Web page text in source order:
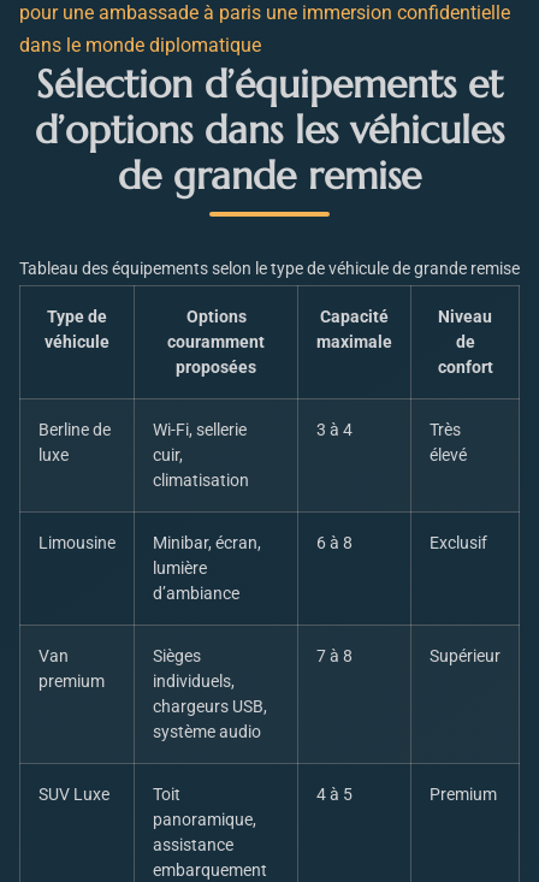
pour une ambassade à paris une immersion confidentielle
dans le monde diplomatique
Sélection d’équipements et
d’options dans les véhicules
de grande remise
Tableau des équipements selon le type de véhicule de grande remise
Type de
véhicule
Options
couramment
proposées
Capacité
maximale
Niveau
de
confort
Berline de
luxe
Wi-Fi, sellerie
cuir,
climatisation
3 à 4
Très
élevé
Limousine
Minibar, écran,
lumière
d’ambiance
6 à 8 Exclusif
Van
premium
Sièges
individuels,
chargeurs USB,
système audio
7 à 8 Supérieur
SUV Luxe
Toit
panoramique,
assistance
embarquement
4 à 5 Premium